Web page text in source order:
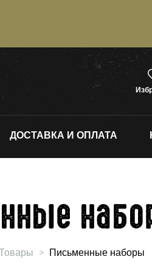
ДОСТАВКА И ОПЛАТА
> Письменные наборы